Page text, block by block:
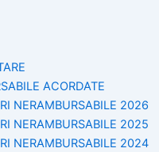
ACORDATE
NERAMBURSABILE 2026
NERAMBURSABILE 2025
NERAMBURSABILE 2024